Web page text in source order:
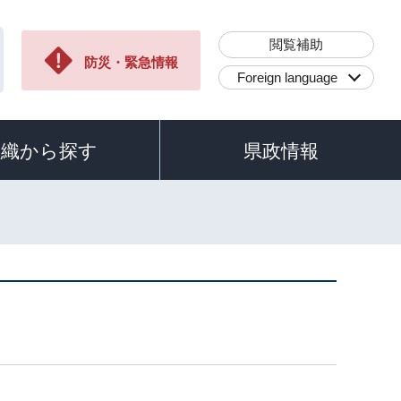
防災・緊急情報
閲覧補助
Foreign language
から探す 県政情報